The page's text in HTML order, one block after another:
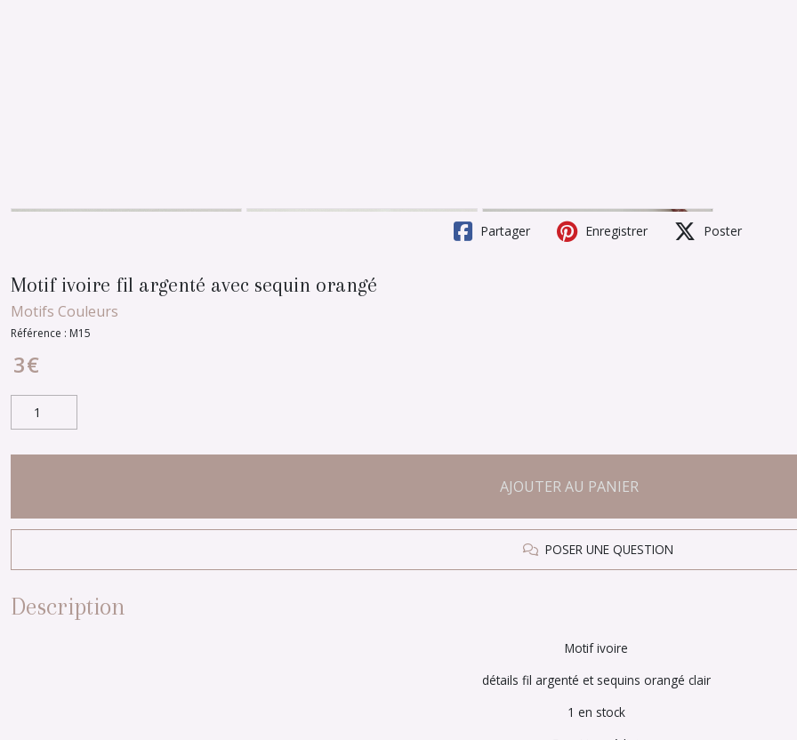
Partager Enregistrer Poster
Motif ivoire fil argenté avec sequin orangé
Motifs Couleurs
Référence : M15
3€
AJOUTER AU PANIER
POSER UNE QUESTION
Description
Motif ivoire
détails fil argenté et sequins orangé clair
1 en stock